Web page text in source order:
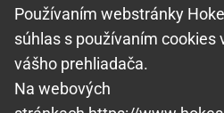
Používaním webstránky
súhlas s používaním cookies
vášho prehliadača.
Na webových